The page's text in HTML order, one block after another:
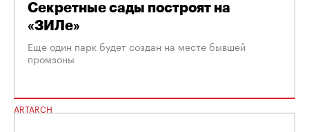
Секретные сады построят на
«ЗИЛе»
Еще один парк будет создан на месте бывшей
промзоны
ARTARCH